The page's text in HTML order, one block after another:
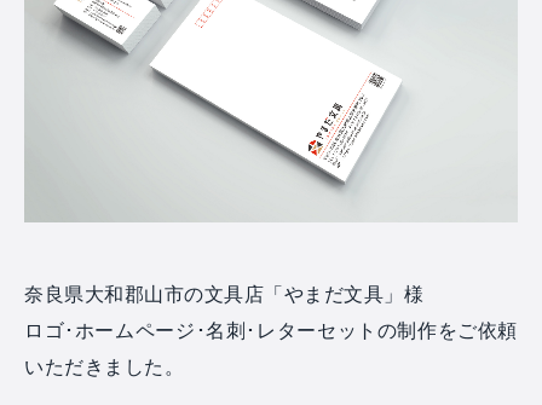
奈良県大和郡山市の文具店「やまだ文具」様
ロゴ･ホームページ･名刺･レターセットの制作をご依頼
いただきました。